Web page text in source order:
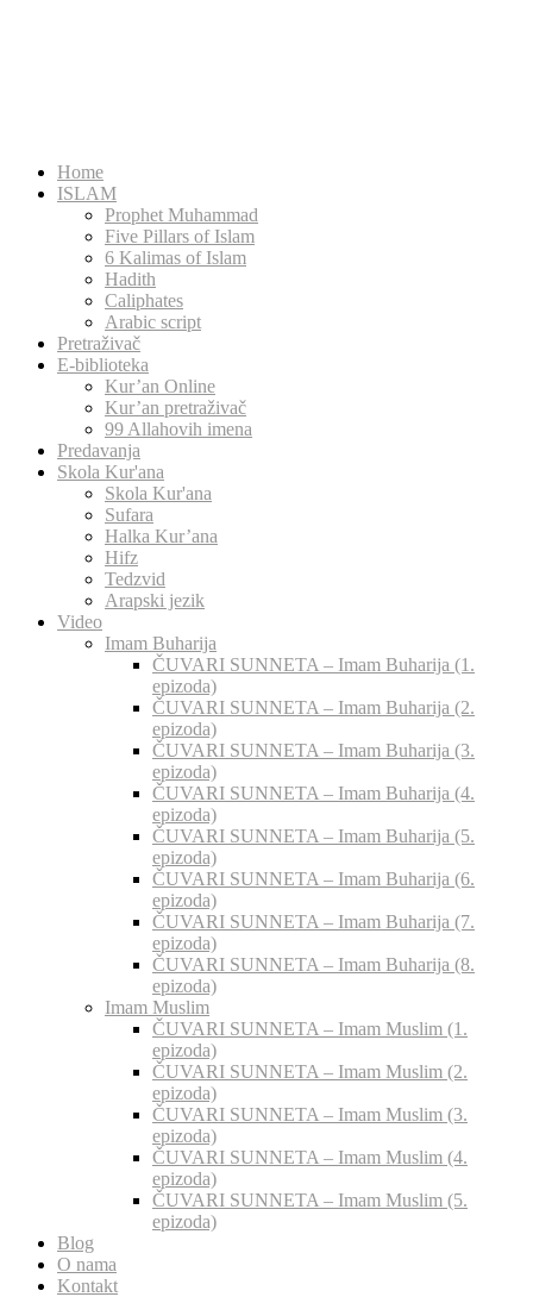
Home
ISLAM
Prophet Muhammad
Five Pillars of Islam
6 Kalimas of Islam
Hadith
Caliphates
Arabic script
Pretraživač
E-biblioteka
Kur’an Online
Kur’an pretraživač
99 Allahovih imena
Predavanja
Skola Kur'ana
Skola Kur'ana
Sufara
Halka Kur’ana
Hifz
Tedzvid
Arapski jezik
Video
Imam Buharija
ČUVARI SUNNETA – Imam Buharija (1.
epizoda)
ČUVARI SUNNETA – Imam Buharija (2.
epizoda)
ČUVARI SUNNETA – Imam Buharija (3.
epizoda)
ČUVARI SUNNETA – Imam Buharija (4.
epizoda)
ČUVARI SUNNETA – Imam Buharija (5.
epizoda)
ČUVARI SUNNETA – Imam Buharija (6.
epizoda)
ČUVARI SUNNETA – Imam Buharija (7.
epizoda)
ČUVARI SUNNETA – Imam Buharija (8.
epizoda)
Imam Muslim
ČUVARI SUNNETA – Imam Muslim (1.
epizoda)
ČUVARI SUNNETA – Imam Muslim (2.
epizoda)
ČUVARI SUNNETA – Imam Muslim (3.
epizoda)
ČUVARI SUNNETA – Imam Muslim (4.
epizoda)
ČUVARI SUNNETA – Imam Muslim (5.
epizoda)
Blog
O nama
Kontakt